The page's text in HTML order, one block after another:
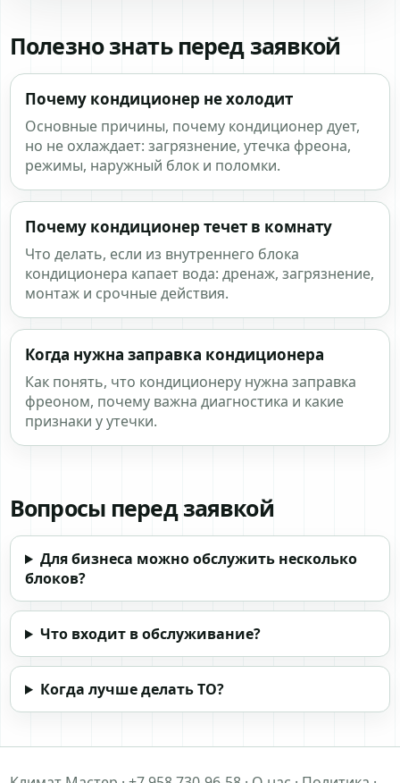
Полезно знать перед заявкой
Почему кондиционер не холодит
Основные причины, почему кондиционер дует,
но не охлаждает: загрязнение, утечка фреона,
режимы, наружный блок и поломки.
Почему кондиционер течет в комнату
Что делать, если из внутреннего блока
кондиционера капает вода: дренаж, загрязнение,
монтаж и срочные действия.
Когда нужна заправка кондиционера
Как понять, что кондиционеру нужна заправка
фреоном, почему важна диагностика и какие
признаки у утечки.
Вопросы перед заявкой
Для бизнеса можно обслужить несколько
блоков?
Что входит в обслуживание?
Когда лучше делать ТО?